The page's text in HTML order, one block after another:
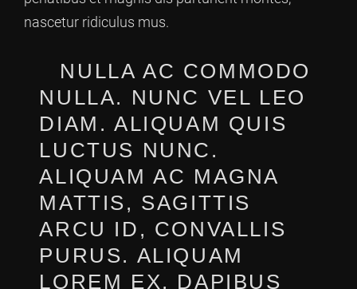
nascetur ridiculus mus.
NULLA AC COMMODO
NULLA. NUNC VEL LEO
DIAM. ALIQUAM QUIS
LUCTUS NUNC.
ALIQUAM AC MAGNA
MATTIS, SAGITTIS
ARCU ID, CONVALLIS
PURUS. ALIQUAM
LOREM EX, DAPIBUS